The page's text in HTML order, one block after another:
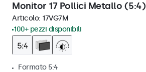
Monitor 17 Pollici Metallo (5:4)
Articolo: 17VG7M
100+ pezzi disponibili
Formato 5:4